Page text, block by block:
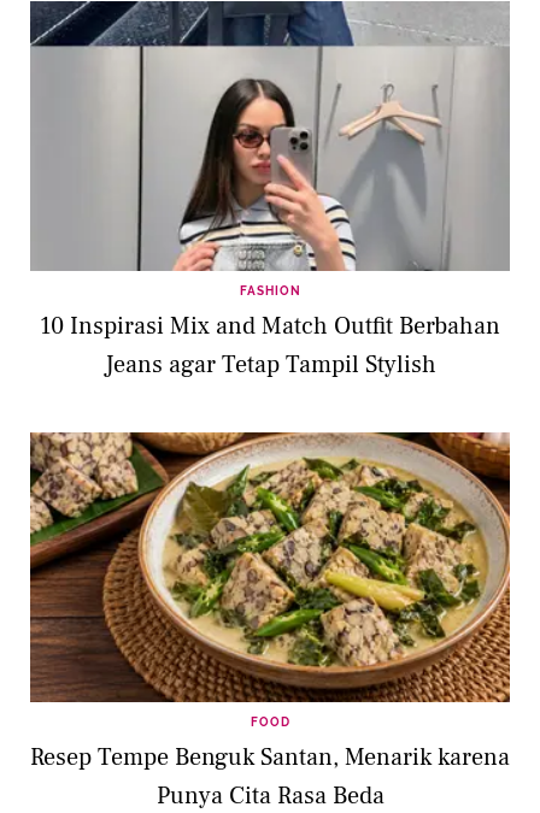
FASHION
10 Inspirasi Mix and Match Outfit Berbahan
Jeans agar Tetap Tampil Stylish
FOOD
Resep Tempe Benguk Santan, Menarik karena
Punya Cita Rasa Beda